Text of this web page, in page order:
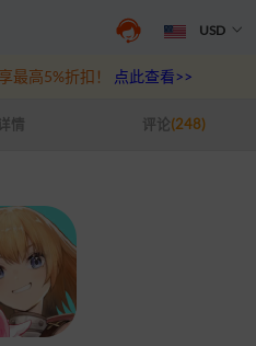
-中国大陆服充值
USD
高6%优惠，热门规格更划算点此查
最高5%折扣！ 点此查看>>
情 评论(248)